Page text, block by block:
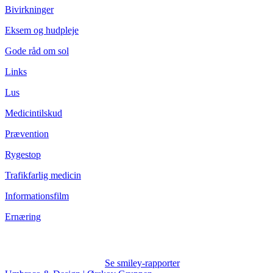
Bivirkninger
Eksem og hudpleje
Gode råd om sol
Links
Lus
Medicintilskud
Prævention
Rygestop
Trafikfarlig medicin
Informationsfilm
Ernæring
Se smiley-rapporter